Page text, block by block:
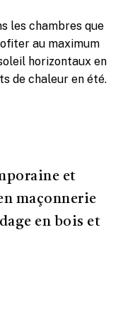
les chambres que
au maximum
horizontaux en
de chaleur en été.
et
maçonnerie
en bois et